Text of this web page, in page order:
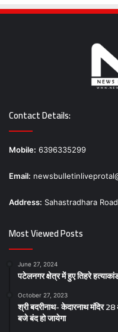
Contact Details:
Mobile: 6396335299
Email:
Address: Sahastradhara
Most Viewed Posts
June 27, 2024
पटेलनगर क्षेत्र में हुए तिहरे
October 27, 2023
श्री बदरीनाथ- केदारनाथ मंदिर
बजे बंद हो जायेगा